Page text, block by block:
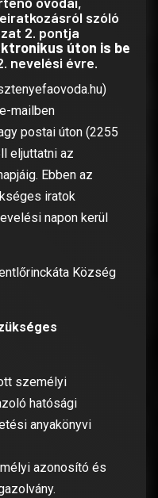
szóló
2. pontja
úton is be
nevelési évre.
mailben
postai úton (2255
eljuttatni az
Ebben az
iratok
napon kerül
Község
személyi
hatósági
anyakönyvi
azonosító és